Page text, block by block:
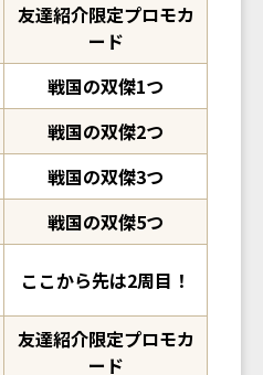
友達紹介限定プロモカ
ード
戦国の双傑1つ
戦国の双傑2つ
戦国の双傑3つ
戦国の双傑5つ
ここから先は2周目！
友達紹介限定プロモカ
ード